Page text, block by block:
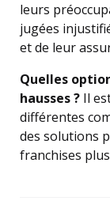
leurs
jugées
et de leur
Quelles
hausses ? Il
différentes
des solutions
franchises